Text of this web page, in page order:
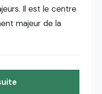
Il est le centre
majeur de la